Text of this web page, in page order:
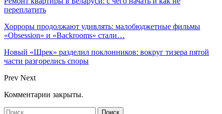
переплатить
Хорроры продолжают удивлять: малобюджетные фильмы
«Obsession» и «Backrooms» стали…
Новый «Шрек» разделил поклонников: вокруг тизера пятой
части разгорелись споры
Prev Next
Комментарии закрыты.